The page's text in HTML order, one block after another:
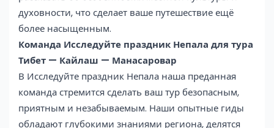
духовности, что сделает ваше путешествие ещё
более насыщенным.
Команда Исследуйте праздник Непала для тура
Тибет — Кайлаш — Манасаровар
В Исследуйте праздник Непала наша преданная
команда стремится сделать ваш тур безопасным,
приятным и незабываемым. Наши опытные гиды
обладают глубокими знаниями региона, делятся